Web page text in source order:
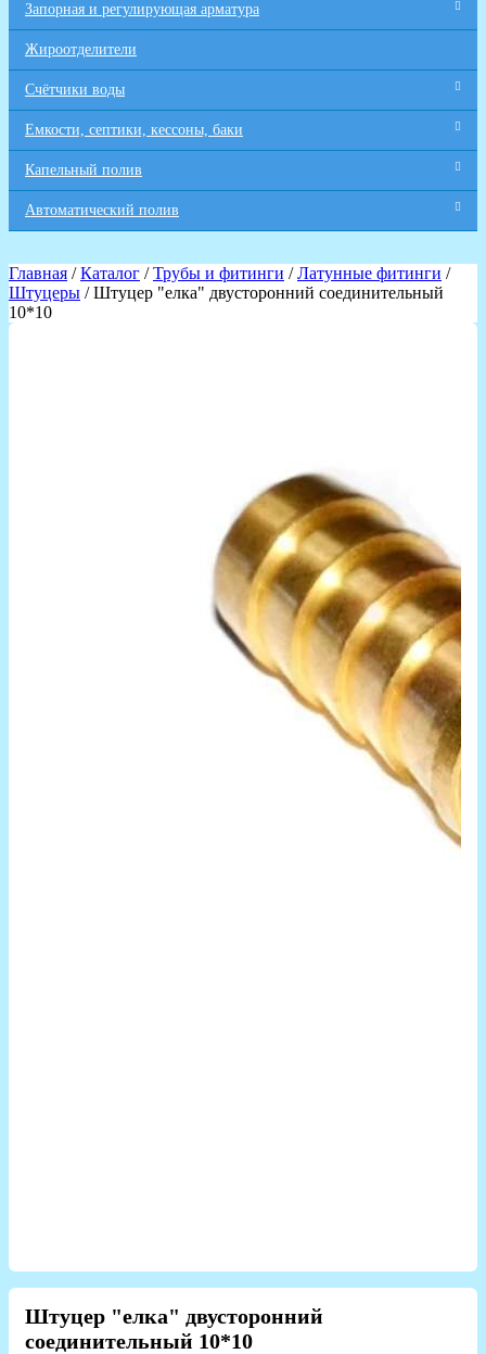
Запорная и регулирующая арматура
Жироотделители
Счётчики воды
Емкости, септики, кессоны, баки
Капельный полив
Автоматический полив
Главная /Каталог /Трубы и фитинги /Латунные фитинги /
Штуцеры / Штуцер "елка" двусторонний соединительный
10*10
Штуцер "елка" двусторонний
соединительный 10*10